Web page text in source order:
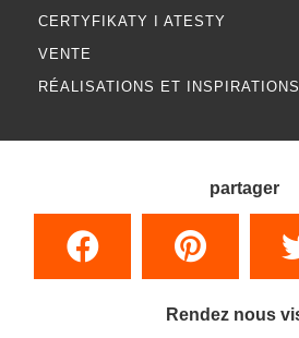
CERTYFIKATY I ATESTY
VENTE
RÉALISATIONS ET INSPIRATIONS
partager
Rendez nous